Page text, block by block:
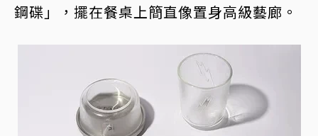
鋼碟」，擺在餐桌上簡直像置身高級藝廊。